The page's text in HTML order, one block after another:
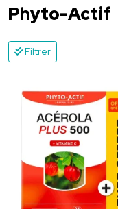
Phyto-Actif
Filtrer